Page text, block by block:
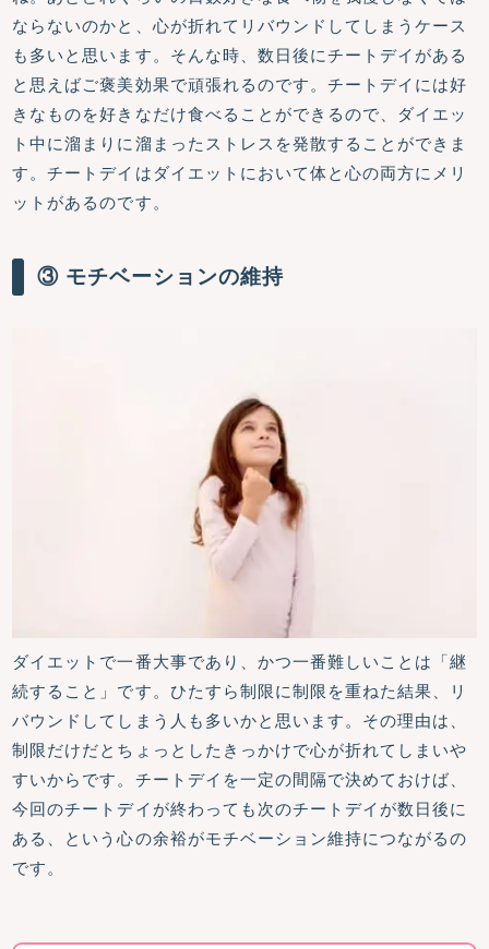
ならないのかと、心が折れてリバウンドしてしまうケース
も多いと思います。そんな時、数日後にチートデイがある
と思えばご褒美効果で頑張れるのです。チートデイには好
きなものを好きなだけ食べることができるので、ダイエッ
ト中に溜まりに溜まったストレスを発散することができま
す。チートデイはダイエットにおいて体と心の両方にメリ
ットがあるのです。
③ モチベーションの維持
ダイエットで一番大事であり、かつ一番難しいことは「継
続すること」です。ひたすら制限に制限を重ねた結果、リ
バウンドしてしまう人も多いかと思います。その理由は、
制限だけだとちょっとしたきっかけで心が折れてしまいや
すいからです。チートデイを一定の間隔で決めておけば、
今回のチートデイが終わっても次のチートデイが数日後に
ある、という心の余裕がモチベーション維持につながるの
です。